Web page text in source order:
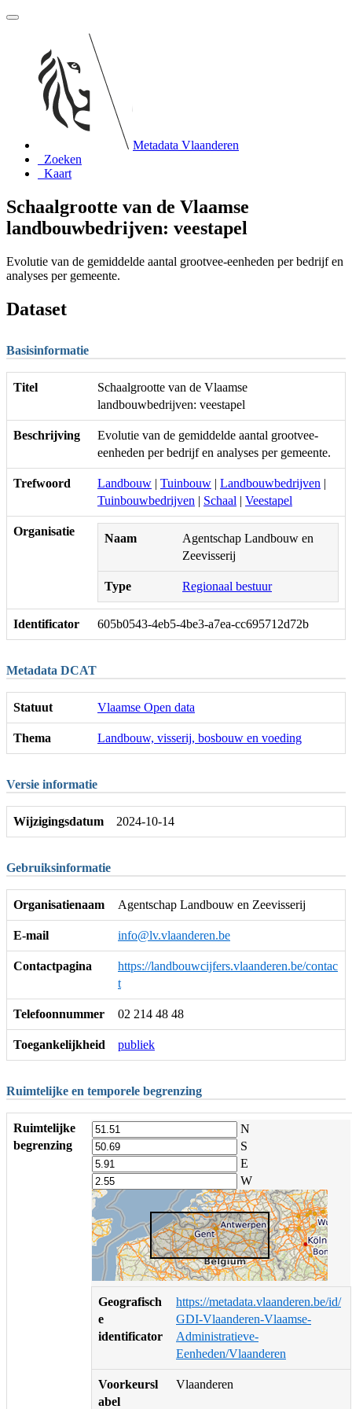
Metadata Vlaanderen
Zoeken
Kaart
Schaalgrootte van de Vlaamse
landbouwbedrijven: veestapel
Evolutie van de gemiddelde aantal grootvee-eenheden per bedrijf en
analyses per gemeente.
Dataset
Basisinformatie
Titel
Schaalgrootte van de Vlaamse
landbouwbedrijven: veestapel
Beschrijving
Evolutie van de gemiddelde aantal grootvee-
eenheden per bedrijf en analyses per gemeente.
Trefwoord Landbouw | Tuinbouw | Landbouwbedrijven |
Tuinbouwbedrijven | Schaal | Veestapel
Organisatie
Naam
Agentschap Landbouw en
Zeevisserij
Type Regionaal bestuur
Identificator 605b0543-4eb5-4be3-a7ea-cc695712d72b
Metadata DCAT
Statuut Vlaamse Open data
Thema Landbouw, visserij, bosbouw en voeding
Versie informatie
Wijzigingsdatum 2024-10-14
Gebruiksinformatie
Organisatienaam Agentschap Landbouw en Zeevisserij
E-mail info@lv.vlaanderen.be
Contactpagina
https://landbouwcijfers.vlaanderen.be/contac
t
Telefoonnummer 02 214 48 48
Toegankelijkheid publiek
Ruimtelijke en temporele begrenzing
Ruimtelijke
begrenzing
N
S
E
W
Geografisch
e
identificator
https://metadata.vlaanderen.be/id/
GDI-Vlaanderen-Vlaamse-
Administratieve-
Eenheden/Vlaanderen
Voorkeursl
abel
Vlaanderen